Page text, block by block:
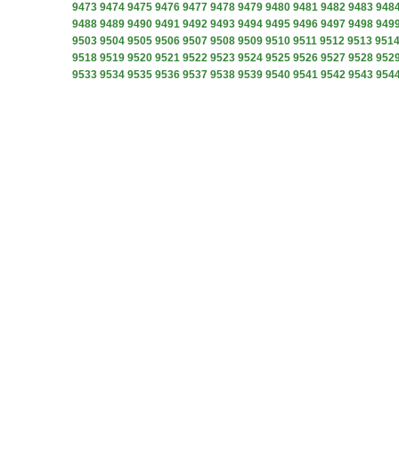
9473 9474 9475 9476 9477 9478 9479 9480 9481 9482 9483
9488 9489 9490 9491 9492 9493 9494 9495 9496 9497 9498
9503 9504 9505 9506 9507 9508 9509 9510 9511 9512 9513 9514
9518 9519 9520 9521 9522 9523 9524 9525 9526 9527 9528
9533 9534 9535 9536 9537 9538 9539 9540 9541 9542 9543